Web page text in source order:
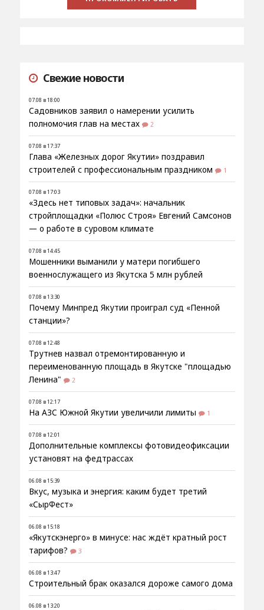
Свежие новости
07.08 в 18:00
Садовников заявил о намерении усилить
полномочия глав на местах
2
07.08 в 17:37
Глава «Железных дорог Якутии» поздравил
строителей с профессиональным праздником
1
07.08 в 17:03
«Здесь нет типовых задач»: начальник
стройплощадки «Полюс Строя» Евгений Самсонов
— о работе в суровом климате
07.08 в 14:45
Мошенники выманили у матери погибшего
военнослужащего из Якутска 5 млн рублей
07.08 в 13:30
Почему Минпред Якутии проиграл суд «Пенной
станции»?
07.08 в 12:48
Трутнев назвал отремонтированную и
переименованную площадь в Якутске "площадью
Ленина"
2
07.08 в 12:17
На АЗС Южной Якутии увеличили лимиты 1
07.08 в 12:01
Дополнительные комплексы фотовидеофиксации
установят на федтрассах
06.08 в 15:39
Вкус, музыка и энергия: каким будет третий
«СырФест»
06.08 в 15:18
«Якутскэнерго» в минусе: нас ждёт кратный рост
тарифов?
3
06.08 в 13:47
Строительный брак оказался дороже самого дома
06.08 в 13:20